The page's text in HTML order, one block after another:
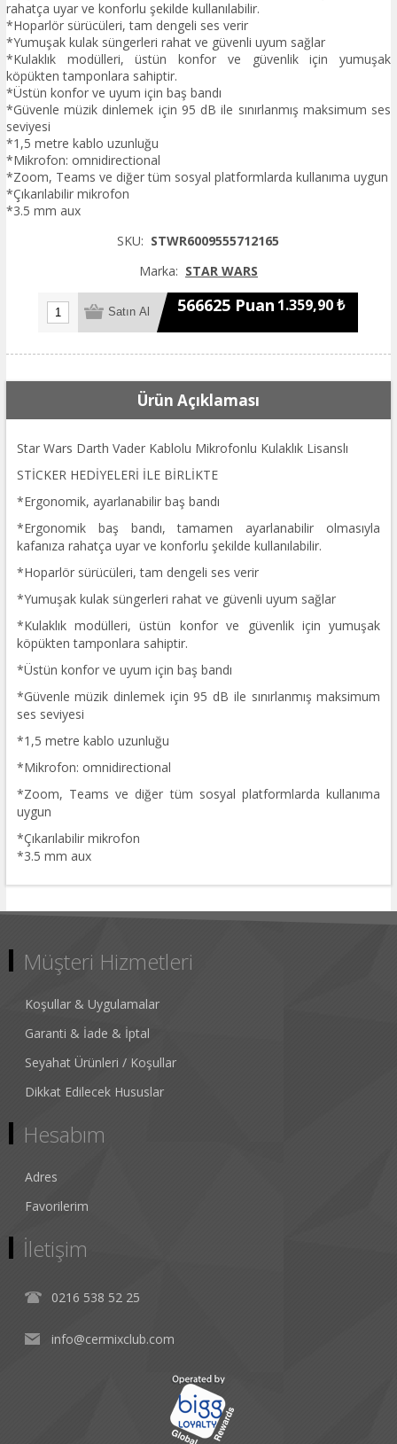
rahatça uyar ve konforlu şekilde kullanılabilir.
*Hoparlör sürücüleri, tam dengeli ses verir
*Yumuşak kulak süngerleri rahat ve güvenli uyum sağlar
*Kulaklık modülleri, üstün konfor ve güvenlik için yumuşak
köpükten tamponlara sahiptir.
*Üstün konfor ve uyum için baş bandı
*Güvenle müzik dinlemek için 95 dB ile sınırlanmış maksimum ses
seviyesi
*1,5 metre kablo uzunluğu
*Mikrofon: omnidirectional
*Zoom, Teams ve diğer tüm sosyal platformlarda kullanıma uygun
*Çıkarılabilir mikrofon
*3.5 mm aux
SKU: STWR6009555712165
Marka: STAR WARS
566625 Puan 1.359,90 ₺
Ürün Açıklaması
Star Wars Darth Vader Kablolu Mikrofonlu Kulaklık Lisanslı
STİCKER HEDİYELERİ İLE BİRLİKTE
*Ergonomik, ayarlanabilir baş bandı
*Ergonomik baş bandı, tamamen ayarlanabilir olmasıyla
kafanıza rahatça uyar ve konforlu şekilde kullanılabilir.
*Hoparlör sürücüleri, tam dengeli ses verir
*Yumuşak kulak süngerleri rahat ve güvenli uyum sağlar
*Kulaklık modülleri, üstün konfor ve güvenlik için yumuşak
köpükten tamponlara sahiptir.
*Üstün konfor ve uyum için baş bandı
*Güvenle müzik dinlemek için 95 dB ile sınırlanmış maksimum
ses seviyesi
*1,5 metre kablo uzunluğu
*Mikrofon: omnidirectional
*Zoom, Teams ve diğer tüm sosyal platformlarda kullanıma
uygun
*Çıkarılabilir mikrofon
*3.5 mm aux
Müşteri Hizmetleri
Koşullar & Uygulamalar
Garanti & İade & İptal
Seyahat Ürünleri / Koşullar
Dikkat Edilecek Hususlar
Hesabım
Adres
Favorilerim
İletişim
0216 538 52 25
info@cermixclub.com